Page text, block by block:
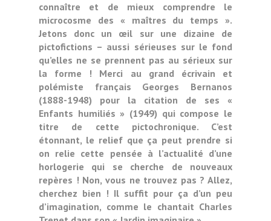
connaître et de mieux comprendre le
microcosme des « maîtres du temps ».
Jetons donc un œil sur une dizaine de
pictofictions – aussi sérieuses sur le fond
qu’elles ne se prennent pas au sérieux sur
la forme ! Merci au grand écrivain et
polémiste français Georges Bernanos
(1888-1948) pour la citation de ses «
Enfants humiliés » (1949) qui compose le
titre de cette pictochronique. C’est
étonnant, le relief que ça peut prendre si
on relie cette pensée à l’actualité d’une
horlogerie qui se cherche de nouveaux
repères ! Non, vous ne trouvez pas ? Allez,
cherchez bien ! Il suffit pour ça d’un peu
d’imagination, comme le chantait Charles